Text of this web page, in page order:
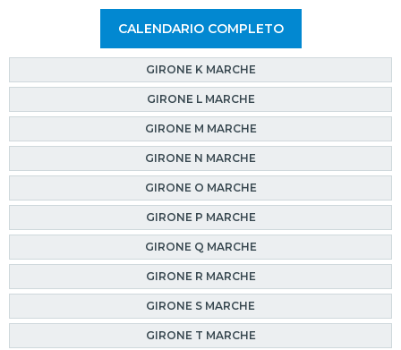
CALENDARIO COMPLETO
GIRONE K MARCHE
GIRONE L MARCHE
GIRONE M MARCHE
GIRONE N MARCHE
GIRONE O MARCHE
GIRONE P MARCHE
GIRONE Q MARCHE
GIRONE R MARCHE
GIRONE S MARCHE
GIRONE T MARCHE